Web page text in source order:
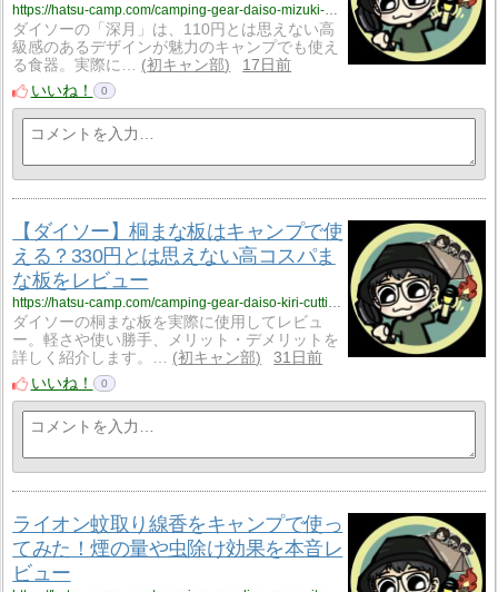
ダイソーの「深月」は、110円とは思えない高
級感のあるデザインが魅力のキャンプでも使え
る食器。実際に…
初キャン部
17日前
いいね！
0
【ダイソー】桐まな板はキャンプで使
える？330円とは思えない高コスパま
な板をレビュー
ダイソーの桐まな板を実際に使用してレビュ
ー。軽さや使い勝手、メリット・デメリットを
詳しく紹介します。…
初キャン部
31日前
いいね！
0
ライオン蚊取り線香をキャンプで使っ
てみた！煙の量や虫除け効果を本音レ
ビュー